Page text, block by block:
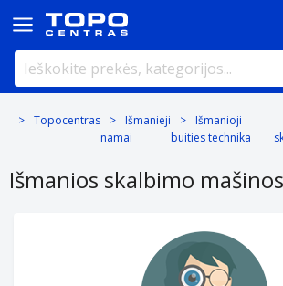
Topocentras
Išmanieji
namai
Išmanioji
buities technika
Išmanios skalbimo mašinos